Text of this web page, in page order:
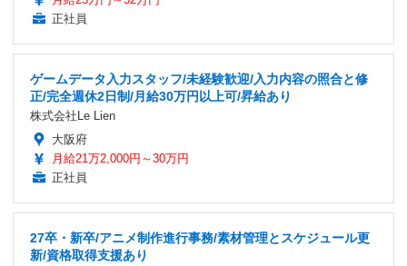
正社員
ゲームデータ入力スタッフ/未経験歓迎/入力内容の照合と修
正/完全週休2日制/月給30万円以上可/昇給あり
株式会社Le Lien
大阪府
月給21万2,000円～30万円
正社員
27卒・新卒/アニメ制作進行事務/素材管理とスケジュール更
新/資格取得支援あり